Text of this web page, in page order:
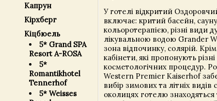
Капрун
Кірхберг
Кіцбюель
5* Grand SPA
Resort A-ROSA
5*
Romantikhotel
Tennerhof
5* Weisses
У готелі відкритий
включає: критий басейн,
кольоротерапією, різні види
лікувальною водою Grander
зона відпочинку, солярій.
кабінети, які пропонують
косметологічних процедур.
Western Premier Kaiserhof
вибір зимових та літніх видів
околицях готелю знаходяться